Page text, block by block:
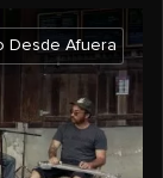
Desde Afuera